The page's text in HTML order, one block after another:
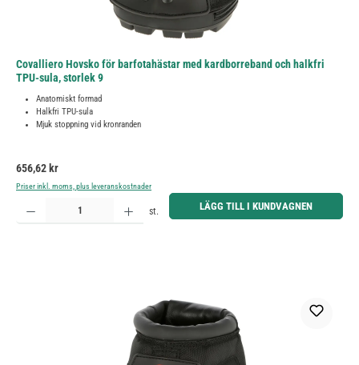
Covalliero Hovsko för barfotahästar med kardborreband och halkfri
TPU-sula, storlek 9
Anatomiskt formad
Halkfri TPU-sula
Mjuk stoppning vid kronranden
Ordinarie pris:
656,62 kr
Priser inkl. moms, plus leveranskostnader
Produktkvantitet: Ange önskat belopp eller använd knapparna för att öka eller minska kvantiteten.
st. LÄGG TILL I KUNDVAGNEN